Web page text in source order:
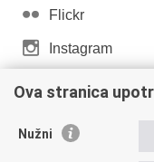
Flickr
Instagram
LinkedIn
Ova stranica
Nužni